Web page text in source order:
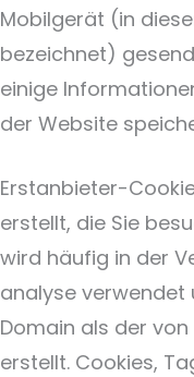
Mobilgerät (in
bezeichnet)
einige
der Website
Erstanbieter-
erstellt, die Sie
wird häufig in der
analyse verwendet
Domain als der
erstellt. Cookies,